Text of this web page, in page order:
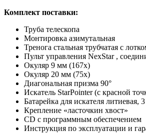
Комплект поставки:
Труба телескопа
Монтировка азимутальная
Тренога стальная трубчатая с
Пульт управления NexStar ,
Окуляр 9 мм (167х)
Окуляр 20 мм (75х)
Диагональная призма 90°
Искатель StarPointer (с красной
Батарейка для искателя литиевая,
Крепление «ласточкин хвост»
CD с программным обеспечением
Инструкция по эксплуатации и